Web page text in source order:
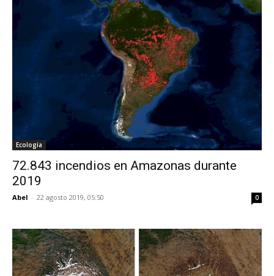
Ecología
72.843 incendios en Amazonas durante
2019
Abel - 22 agosto 2019, 05:50 0